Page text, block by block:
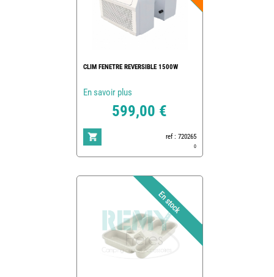
CLIM FENETRE REVERSIBLE 1500W
En savoir plus
599,00 €
ref : 720265
0